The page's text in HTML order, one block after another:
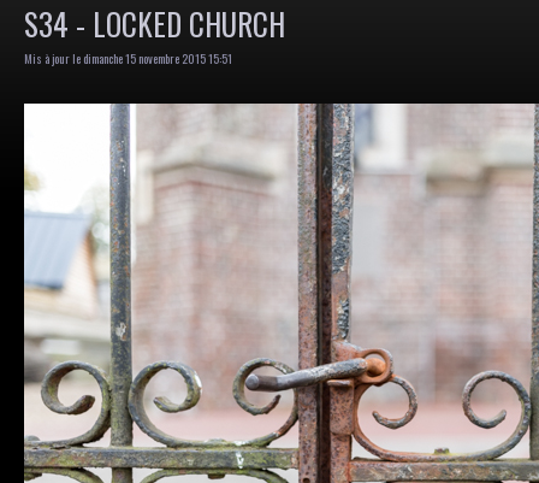
S34 - LOCKED CHURCH
Mis à jour le dimanche 15 novembre 2015 15:51